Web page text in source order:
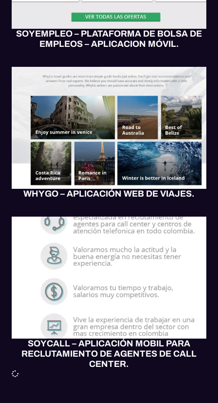
SOYEMPLEO – PLATAFORMA DE BOLSA DE
EMPLEOS – APLICACION MÓVIL.
APP MÓVIL MOBILE UX/UI
SITIO WEB
WEB UX/UI
WHYGO – APLICACIÓN WEB DE VIAJES.
APP MÓVIL MOBILE UX/UI
SOFTWARE
WEB UX/UI
SOYCALL – APLICACIÓN MOBIL PARA
RECLUTAMIENTO DE AGENTES DE CALL
CENTER.